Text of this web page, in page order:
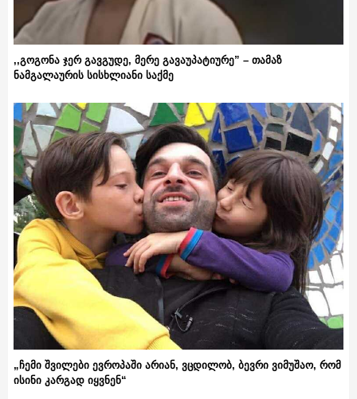
,,გოგონა ჯერ გავგუდე, მერე გავაუპატიურე” – თამაზ
ნამგალაურის სისხლიანი საქმე
„ჩემი შვილები ევროპაში არიან, ვცდილობ, ბევრი ვიმუშაო, რომ
ისინი კარგად იყვნენ“